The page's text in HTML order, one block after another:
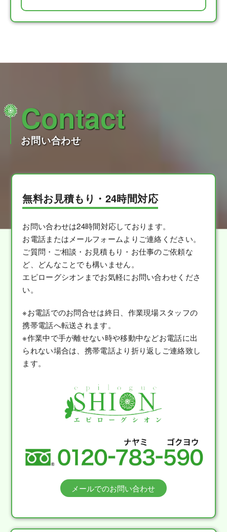
Contact
お問い合わせ
無料お見積もり・24時間対応
お問い合わせは24時間対応しております。
お電話またはメールフォームよりご連絡ください。
ご質問・ご相談・お見積もり・お仕事のご依頼な
ど、どんなことでも構いません。
エピローグシオンまでお気軽にお問い合わせくださ
い。
※お電話でのお問合せは終日、作業現場スタッフの
携帯電話へ転送されます。
※作業中で手が離せない時や移動中などお電話に出
られない場合は、携帯電話より折り返しご連絡致し
ます。
メールでのお問い合わせ